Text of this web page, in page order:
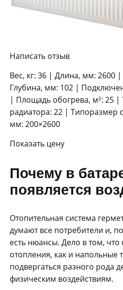
Написать отзыв
Вес, кг: 36 | Длина, мм: 2600
Глубина, мм: 102 |
| Площадь обогрева, м²: 25 |
радиатора: 22 | Типоразмер
мм: 200×2600
Показать цену
Почему в
появляется
Отопительная система
думают все потребители и,
есть нюансы. Дело в том,
отопления, как и напольные
подвергаться разного рода
физическим воздействиям.